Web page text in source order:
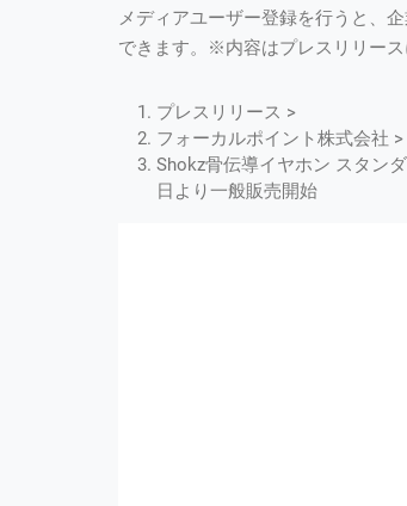
メディアユーザー登録を行うと、
できます。※内容はプレスリリース
プレスリリース >
フォーカルポイント株式会社 >
Shokz骨伝導イヤホン スタン
日より一般販売開始